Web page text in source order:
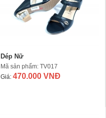
Dép Nữ
Mã sản phẩm: TV017
Giá: 470.000 VNĐ